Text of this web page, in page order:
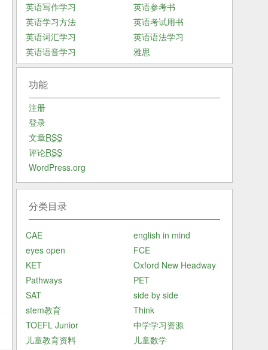
英语写作学习
英语参考书
英语学习方法
英语考试用书
英语词汇学习
英语语法学习
英语语音学习
雅思
功能
注册
登录
文章RSS
评论RSS
WordPress.org
分类目录
CAE
english in mind
eyes open
FCE
KET
Oxford New Headway
Pathways
PET
SAT
side by side
stem教育
Think
TOEFL Junior
中学学习资源
儿童教育资料
儿童数学